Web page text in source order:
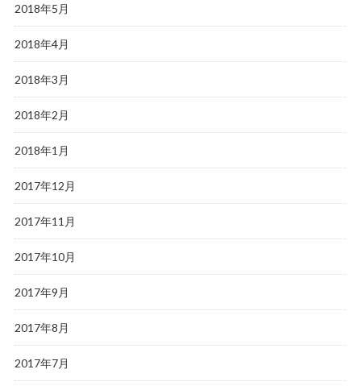
2018年5月
2018年4月
2018年3月
2018年2月
2018年1月
2017年12月
2017年11月
2017年10月
2017年9月
2017年8月
2017年7月